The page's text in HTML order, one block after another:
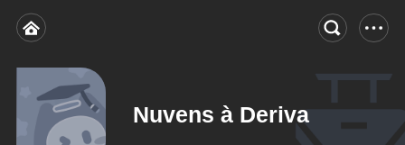
Nuvens à Deriva